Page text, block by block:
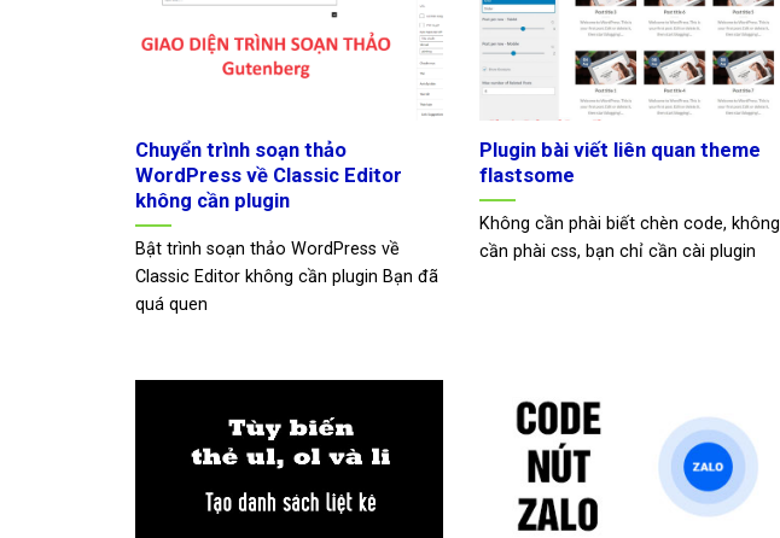
Chuyển trình soạn thảo
WordPress về Classic Editor
không cần plugin
Bật trình soạn thảo WordPress về
Classic Editor không cần plugin Bạn đã
quá quen
Plugin bài viết liên quan theme
flastsome
Không cần phài biết chèn code, không
cần phài css, bạn chỉ cần cài plugin